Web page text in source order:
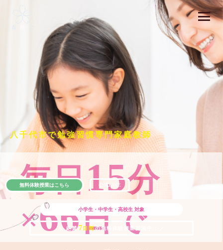
八千代市で勉強習慣専門家庭教師
毎日15分
×66日で
小学生・中学生・高校生 対象
＼ 絶賛 7 日間の無料体験授業実施中!! ／
無料体験授業はこちら 公式LINE